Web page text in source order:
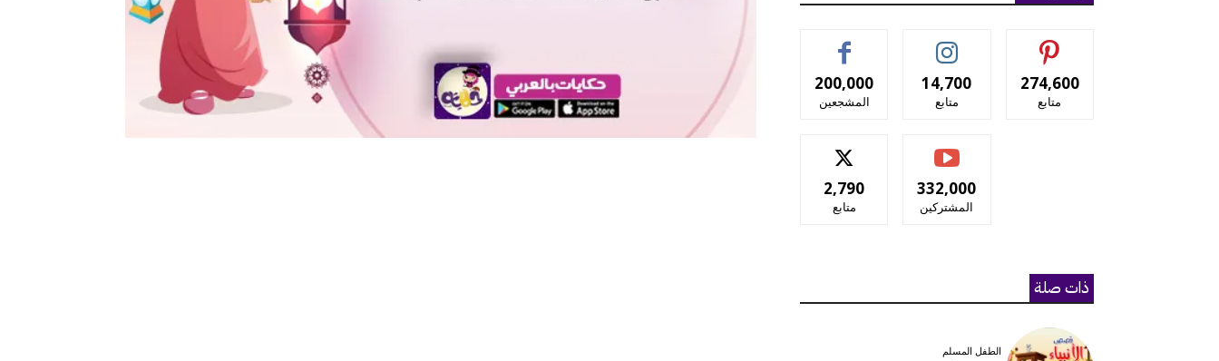
200,000
المشجعين
14,700
متابع
274,600
متابع
2,790
متابع
332,000
المشتركين
ذات صلة
الطفل المسلم